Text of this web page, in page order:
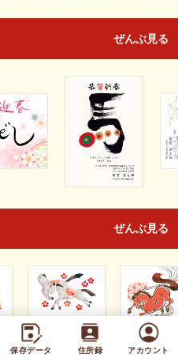
保存データ 住所録 アカウント
ぜんぶ見る
ぜんぶ見る